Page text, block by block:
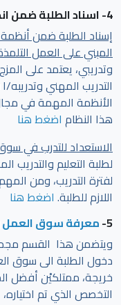
4- اسناد الطلبة ضمن انظمة التعلم المبني على العمل:
إسناد الطلبة ضمن
المبني على العمل
وتدريبي، يعتمد على
التدريب المهني
الأنظمة المهمة في
هذا النظام اضغط هنا
الاستعداد للتدرب في
لطلبة التعليم
لفترة التدريب، ومن
اللازم للطلبة. اضغط هنا
5- معرفة سوق العمل
ويتضمن هذا القسم
دخول الطلبة الى سوق
خريجة، ممتلكيْن أفضل
التخصص الذي تم